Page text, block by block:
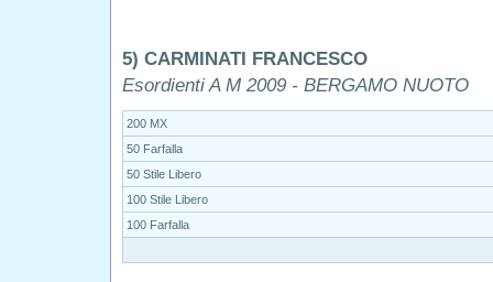
5) CARMINATI FRANCESCO
Esordienti A M 2009 - BERGAMO NUOTO
200 MX
50 Farfalla
50 Stile Libero
100 Stile Libero
100 Farfalla